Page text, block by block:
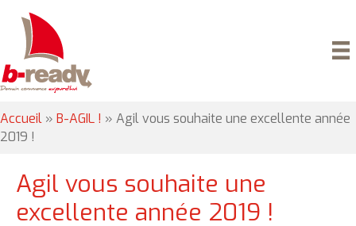
Accueil » B-AGIL ! » Agil vous souhaite une excellente année
2019 !
Agil vous souhaite une
excellente année 2019 !